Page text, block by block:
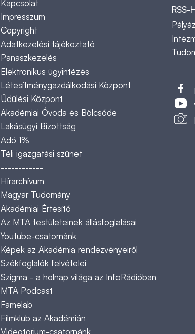
Kapcsolat
Impresszum
Copyright
Adatkezelési tájékoztató
Panaszkezelés
Elektronikus ügyintézés
Létesítménygazdálkodási Központ
Üdülési Központ
Akadémiai Óvoda és Bölcsőde
Lakásügyi Bizottság
Adó 1%
Téli igazgatási szünet
------------
Hírarchívum
Magyar Tudomány
Akadémiai Értesítő
Az MTA testületeinek állásfoglalásai
Youtube-csatornánk
Képek az Akadémia rendezvényeiről
Székfoglalók felvételei
Szigma - a holnap világa az InfoRádióban
MTA Podcast
Famelab
Filmklub az Akadémián
Videotorium-csatornánk
RSS-